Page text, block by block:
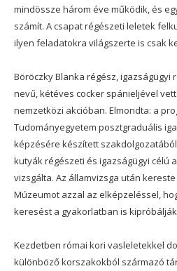
mindössze három éve működik, és
számít. A csapat régészeti leletek
ilyen feladatokra világszerte is csak
Böröczky Blanka régész, igazságügyi
nevű, kétéves cocker spánieljével
nemzetközi akcióban. Elmondta: a
Tudományegyetem posztgraduális
képzésére készített
kutyák régészeti és igazságügyi célú
vizsgálta. Az államvizsga után
Múzeumot azzal az elképzeléssel,
keresést a gyakorlatban is
Kezdetben római kori vasleletekkel
különböző korszakokból származó